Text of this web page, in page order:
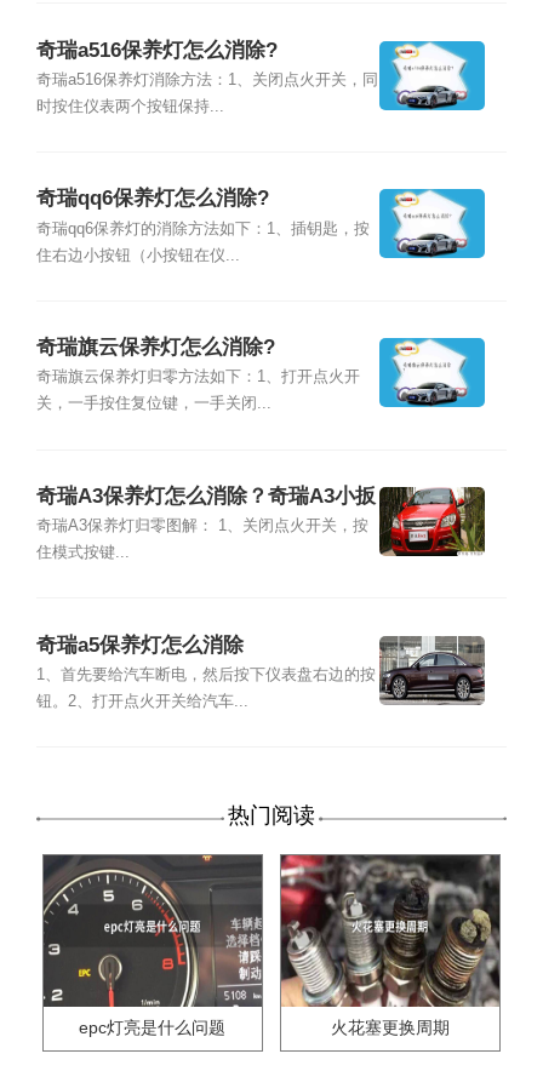
奇瑞a516保养灯怎么消除?
奇瑞a516保养灯消除方法：1、关闭点火开关，同
时按住仪表两个按钮保持...
奇瑞qq6保养灯怎么消除?
奇瑞qq6保养灯的消除方法如下：1、插钥匙，按
住右边小按钮（小按钮在仪...
奇瑞旗云保养灯怎么消除?
奇瑞旗云保养灯归零方法如下：1、打开点火开
关，一手按住复位键，一手关闭...
奇瑞A3保养灯怎么消除？奇瑞A3小扳
手怎么归零图解
奇瑞A3保养灯归零图解： 1、关闭点火开关，按
住模式按键...
奇瑞a5保养灯怎么消除
1、首先要给汽车断电，然后按下仪表盘右边的按
钮。2、打开点火开关给汽车...
热门阅读
epc灯亮是什么问题 火花塞更换周期